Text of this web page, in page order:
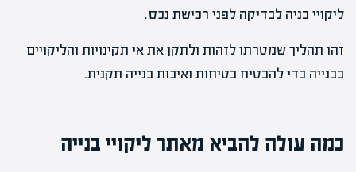
ליקויי בניה לבדיקה לפני רכישת נכס.
זהו תהליך שמטרתו לזהות ולתקן את אי תקינויות והליקויים
בבנייה כדי להבטיח בטיחות ואיכות בנייה תקנית.
כמה עולה להביא מאתר ליקויי בנייה